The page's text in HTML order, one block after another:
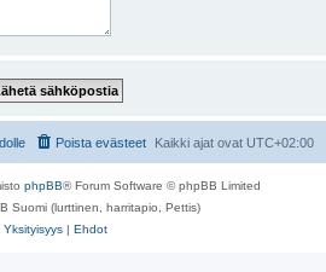
Kaikki ajat ovat UTC+02:00
Poista evästeet
phpBB® Forum Software © phpBB Limited
Suomi (lurttinen, harritapio, Pettis)
Yksityisyys | Ehdot